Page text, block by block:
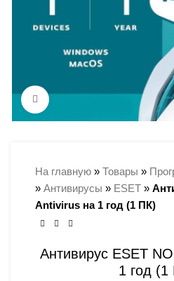
Нажми для увеличения
На главную » Товары »
» Антивирусы » ESET »
Antivirus на 1 год (1 ПК)
Антивирус ESET
1 год (1